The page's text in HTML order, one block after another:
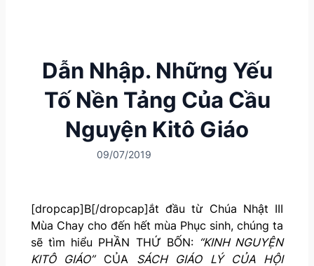
Dẫn Nhập. Những Yếu
Tố Nền Tảng Của Cầu
Nguyện Kitô Giáo
09/07/2019
[dropcap]B[/dropcap]ắt đầu từ Chúa Nhật III
Mùa Chay cho đến hết mùa Phục sinh, chúng ta
sẽ tìm hiểu PHẦN THỨ BỐN: “KINH NGUYỆN
KITÔ GIÁO”CỦA SÁCH GIÁO LÝ CỦA HỘI